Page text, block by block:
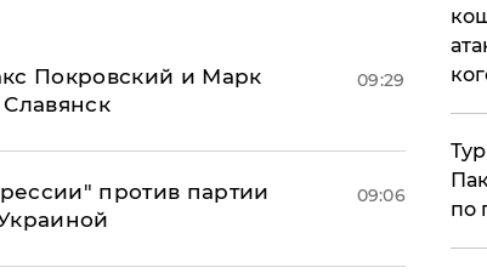
Покровский и Марк
09:29
против партии
09:06
по